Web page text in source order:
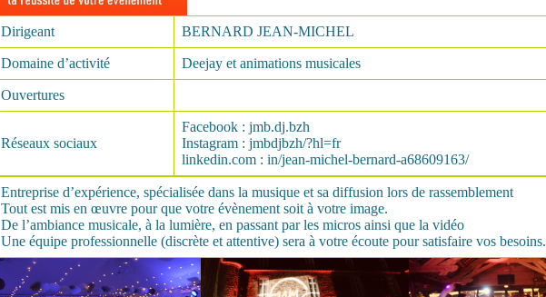
Dirigeant BERNARD JEAN-MICHEL
Domaine d’activité Deejay et animations musicales
Ouvertures
Réseaux sociaux
Facebook : jmb.dj.bzh
Instagram : jmbdjbzh/?hl=fr
linkedin.com : in/jean-michel-bernard-a68609163/
Entreprise d’expérience, spécialisée dans la musique et sa diffusion lors de rassemblement
Tout est mis en œuvre pour que votre évènement soit à votre image.
De l’ambiance musicale, à la lumière, en passant par les micros ainsi que la vidéo
Une équipe professionnelle (discrète et attentive) sera à votre écoute pour satisfaire vos besoins.